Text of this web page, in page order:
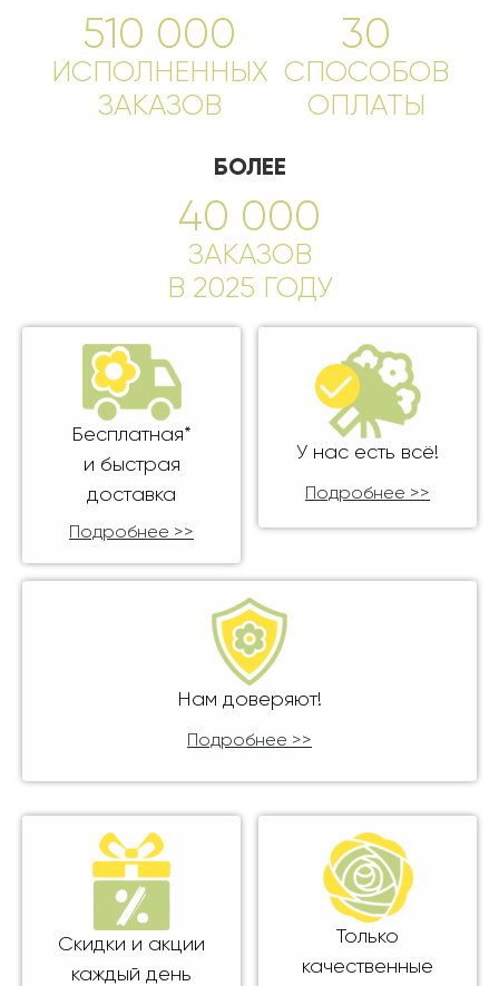
510 000
ИСПОЛНЕННЫХ
ЗАКАЗОВ
30
СПОСОБОВ
ОПЛАТЫ
БОЛЕЕ
40 000
ЗАКАЗОВ
В 2025 ГОДУ
Бесплатная*
и быстрая
доставка
Подробнее >>
У нас есть всё!
Подробнее >>
Нам доверяют!
Подробнее >>
Скидки и акции
каждый день
Только
качественные